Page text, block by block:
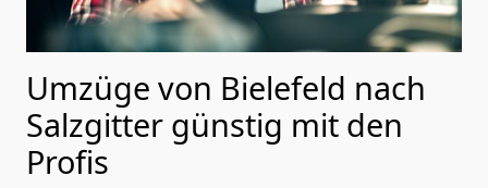
Umzüge von Bielefeld nach
Salzgitter günstig mit den
Profis